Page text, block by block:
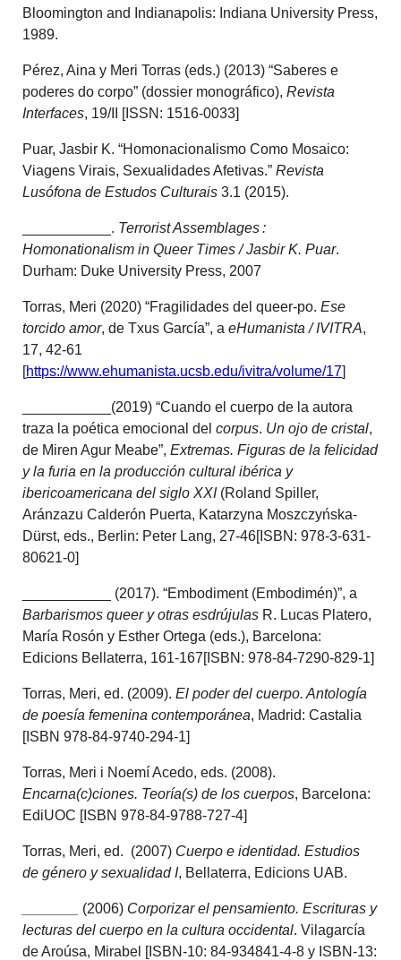
Bloomington and Indianapolis: Indiana University Press,
1989.
Pérez, Aina y Meri Torras (eds.) (2013) “Saberes e
poderes do corpo” (dossier monográfico),Revista
Interfaces, 19/II [ISSN: 1516-0033]
Puar, Jasbir K. “Homonacionalismo Como Mosaico:
Viagens Virais, Sexualidades Afetivas.”Revista
Lusófona de Estudos Culturais 3.1 (2015).
___________. Terrorist Assemblages :
Homonationalism in Queer Times / Jasbir K. Puar.
Durham: Duke University Press, 2007
Torras, Meri (2020) “Fragilidades del queer-po.Ese
torcido amor, de Txus García”, aeHumanista / IVITRA,
17, 42-61
[https://www.ehumanista.ucsb.edu/ivitra/volume/17]
___________(2019) “Cuando el cuerpo de la autora
traza la poética emocional delcorpus. Un ojo de cristal,
de Miren Agur Meabe”,Extremas. Figuras de la felicidad
y la furia en la producción cultural ibérica y
ibericoamericana del siglo XXI (Roland Spiller,
Aránzazu Calderón Puerta, Katarzyna Moszczyńska-
Dürst, eds., Berlin: Peter Lang, 27-46[ISBN: 978-3-631-
80621-0]
___________ (2017). “Embodiment (Embodimén)”, a
Barbarismos queer y otras esdrújulas R. Lucas Platero,
María Rosón y Esther Ortega (eds.), Barcelona:
Edicions Bellaterra, 161-167[ISBN: 978-84-7290-829-1]
Torras, Meri, ed. (2009).El poder del cuerpo. Antología
de poesía femenina contemporánea, Madrid: Castalia
[ISBN 978-84-9740-294-1]
Torras, Meri i Noemí Acedo, eds. (2008).
Encarna(c)ciones. Teoría(s) de los cuerpos, Barcelona:
EdiUOC [ISBN 978-84-9788-727-4]
Torras, Meri, ed. (2007) Cuerpo e identidad. Estudios
de género y sexualidad I, Bellaterra, Edicions UAB.
(2006) Corporizar el pensamiento. Escrituras y
lecturas del cuerpo en la cultura occidental. Vilagarcía
de Aroúsa, Mirabel [ISBN-10: 84-934841-4-8 y ISBN-13: